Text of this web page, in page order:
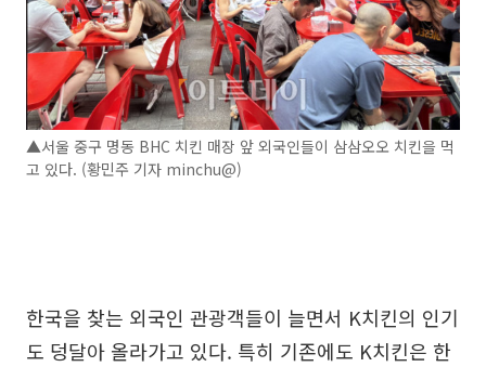
▲서울 중구 명동 BHC 치킨 매장 앞 외국인들이 삼삼오오 치킨을 먹
고 있다. (황민주 기자 minchu@)
한국을 찾는 외국인 관광객들이 늘면서 K치킨의 인기
도 덩달아 올라가고 있다. 특히 기존에도 K치킨은 한